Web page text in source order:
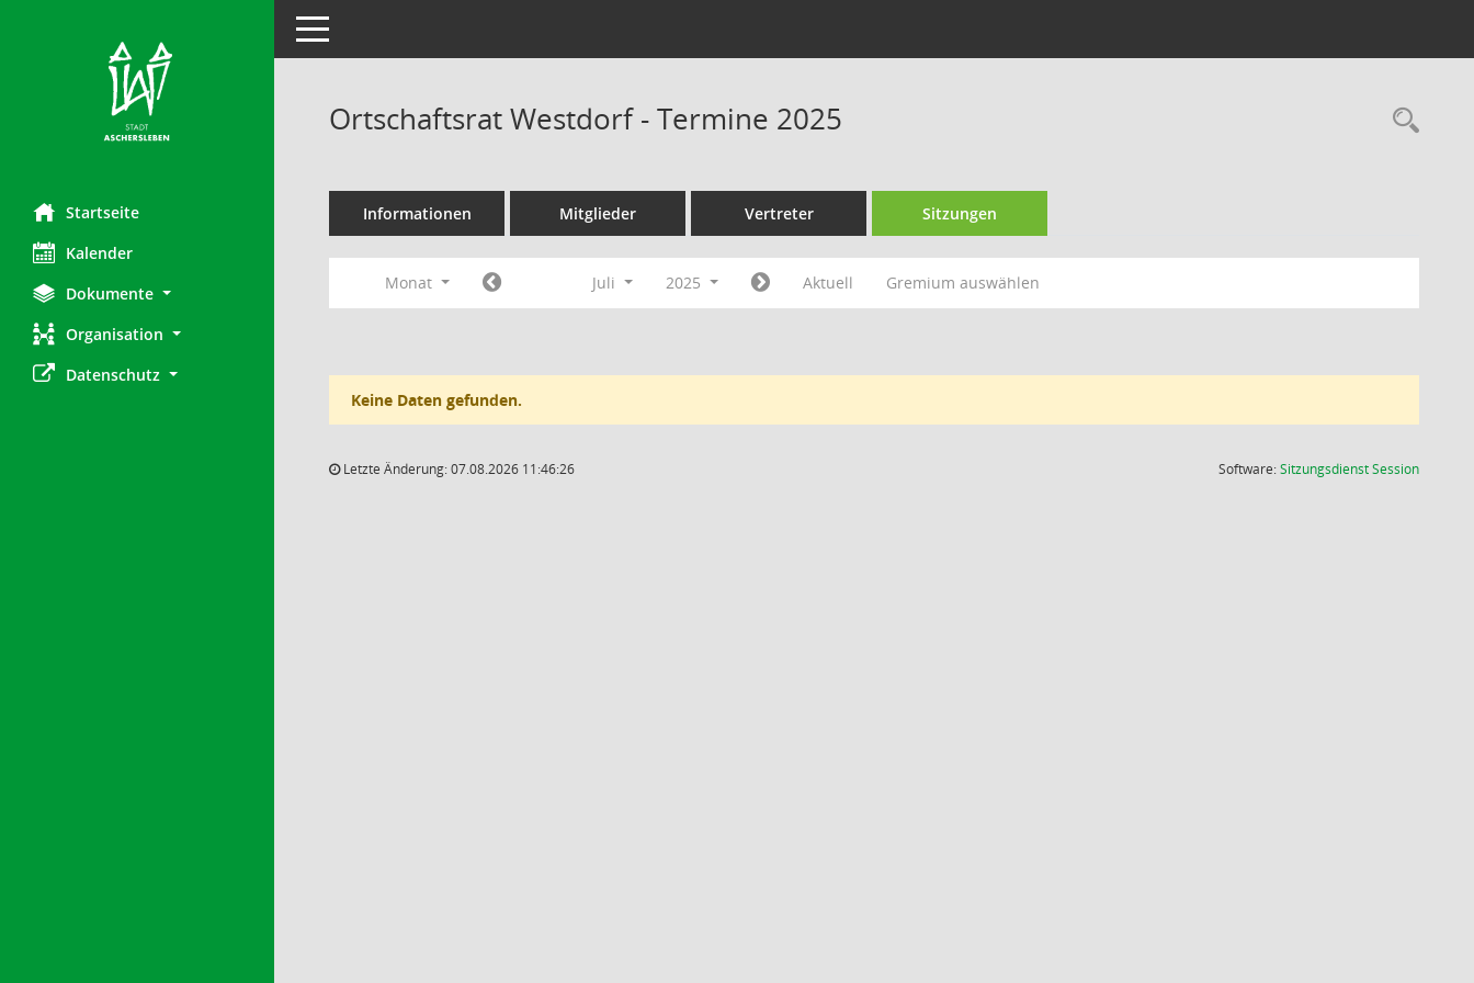
Startseite
Kalender
Dokumente
Organisation
Datenschutz
Toggle navigation
Ortschaftsrat Westdorf - Termine 2025
Informationen Mitglieder Vertreter Sitzungen
Monat Juli 2025 Aktuell Gremium auswählen
Keine Daten gefunden.
Letzte Änderung: 07.08.2026 11:46:26 Software:SitzungsdienstSession(Wird in